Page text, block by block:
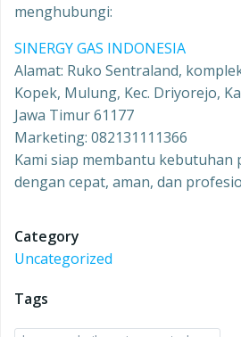
menghubungi:
SINERGY GAS INDONESIA
Alamat: Ruko Sentraland,
Kopek, Mulung, Kec. Driyorejo,
Jawa Timur 61177
Marketing: 082131111366
Kami siap membantu kebutuhan
dengan cepat, aman, dan
Category
Uncategorized
Tags